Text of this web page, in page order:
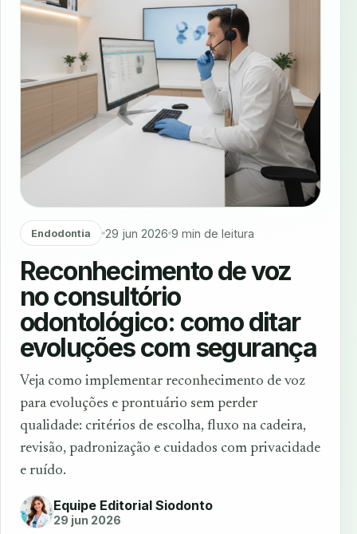
Endodontia 29 jun 2026 9 min de leitura
Reconhecimento de voz
no consultório
odontológico: como ditar
evoluções com segurança
Veja como implementar reconhecimento de voz
para evoluções e prontuário sem perder
qualidade: critérios de escolha, fluxo na cadeira,
revisão, padronização e cuidados com privacidade
e ruído.
Equipe Editorial Siodonto
29 jun 2026